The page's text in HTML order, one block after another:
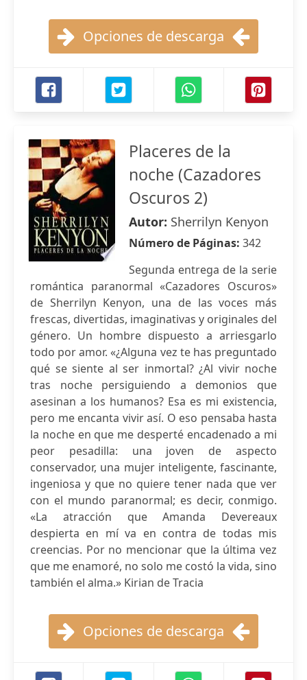
Opciones de descarga
Placeres de la
noche (Cazadores
Oscuros 2)
Autor: Sherrilyn Kenyon
Número de Páginas: 342
Segunda entrega de la serie
romántica paranormal «Cazadores Oscuros»
de Sherrilyn Kenyon, una de las voces más
frescas, divertidas, imaginativas y originales del
género. Un hombre dispuesto a arriesgarlo
todo por amor. «¿Alguna vez te has preguntado
qué se siente al ser inmortal? ¿Al vivir noche
tras noche persiguiendo a demonios que
asesinan a los humanos? Esa es mi existencia,
pero me encanta vivir así. O eso pensaba hasta
la noche en que me desperté encadenado a mi
peor pesadilla: una joven de aspecto
conservador, una mujer inteligente, fascinante,
ingeniosa y que no quiere tener nada que ver
con el mundo paranormal; es decir, conmigo.
«La atracción que Amanda Devereaux
despierta en mí va en contra de todas mis
creencias. Por no mencionar que la última vez
que me enamoré, no solo me costó la vida, sino
también el alma.» Kirian de Tracia
Opciones de descarga